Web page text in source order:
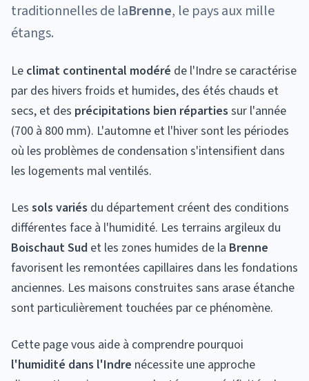
traditionnelles de laBrenne, le pays aux mille
étangs.
Le climat continental modéré de l'Indre se caractérise
par des hivers froids et humides, des étés chauds et
secs, et des précipitations bien réparties sur l'année
(700 à 800 mm). L'automne et l'hiver sont les périodes
où les problèmes de condensation s'intensifient dans
les logements mal ventilés.
Les sols variés du département créent des conditions
différentes face à l'humidité. Les terrains argileux du
Boischaut Sud et les zones humides de la Brenne
favorisent les remontées capillaires dans les fondations
anciennes. Les maisons construites sans arase étanche
sont particulièrement touchées par ce phénomène.
Cette page vous aide à comprendre pourquoi
l'humidité dans l'Indre nécessite une approche